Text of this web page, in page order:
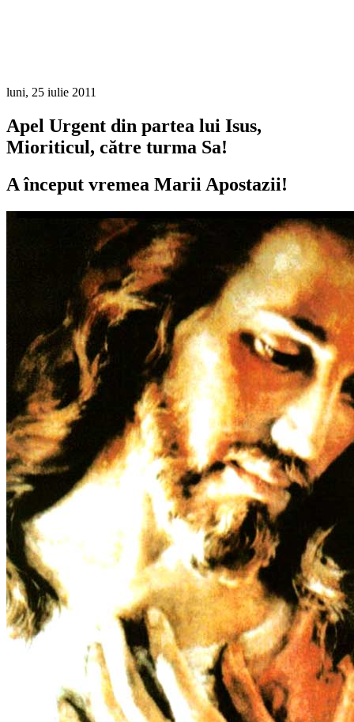
luni, 25 iulie 2011
Apel Urgent din partea lui Isus,
Mioriticul, către turma Sa!
A început vremea Marii Apostazii!